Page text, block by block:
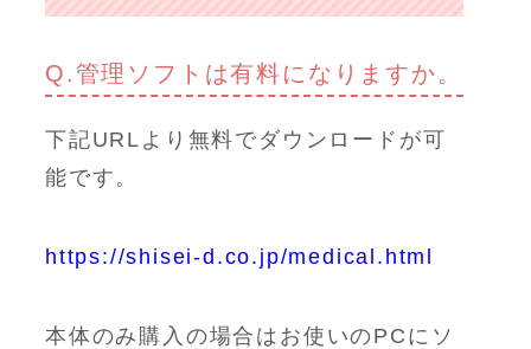
Q.管理ソフトは有料になりますか。
下記URLより無料でダウンロードが可
能です。
https://shisei-d.co.jp/medical.html
本体のみ購入の場合はお使いのPCにソ